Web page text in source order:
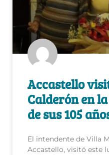
Accastello
Calderón en
de sus 105
El intendente de Villa
Accastello, visitó este